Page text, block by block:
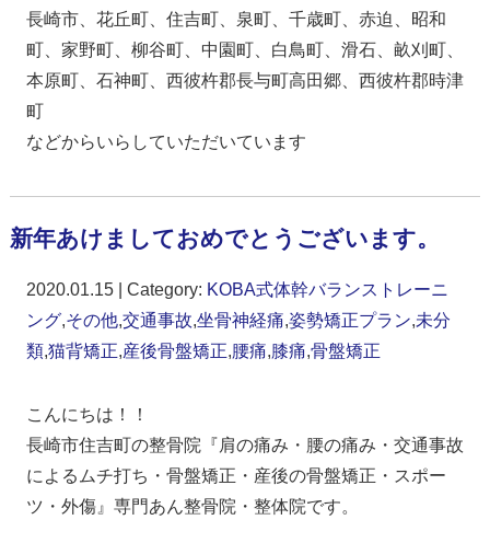
長崎市、花丘町、住吉町、泉町、千歳町、赤迫、昭和
町、家野町、柳谷町、中園町、白鳥町、滑石、畝刈町、
本原町、石神町、西彼杵郡長与町高田郷、西彼杵郡時津
町
などからいらしていただいています
新年あけましておめでとうございます。
2020.01.15 | Category: KOBA式体幹バランストレーニ
ング,その他,交通事故,坐骨神経痛,姿勢矯正プラン,未分
類,猫背矯正,産後骨盤矯正,腰痛,膝痛,骨盤矯正
こんにちは！！
長崎市住吉町の整骨院『肩の痛み・腰の痛み・交通事故
によるムチ打ち・骨盤矯正・産後の骨盤矯正・スポー
ツ・外傷』専門あん整骨院・整体院です。